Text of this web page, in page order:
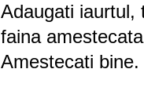
Adaugati iaurtul,
faina
Amestecati bine.